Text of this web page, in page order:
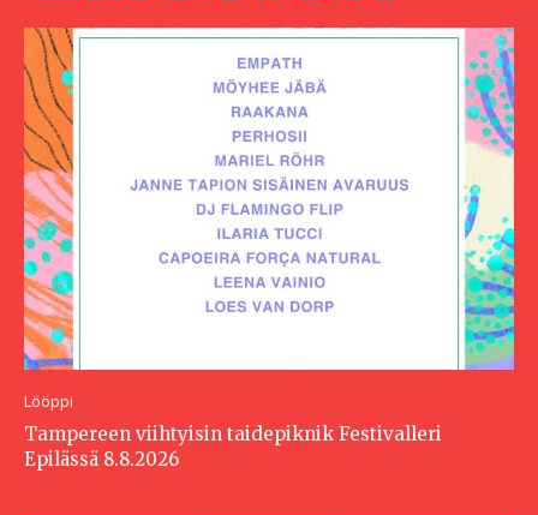
Lööppi
Tampereen viihtyisin taidepiknik Festivalleri
Epilässä 8.8.2026